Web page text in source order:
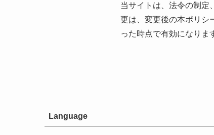
当サイトは、法令の制定
更は、変更後の本ポリシ
った時点で有効になりま
Language